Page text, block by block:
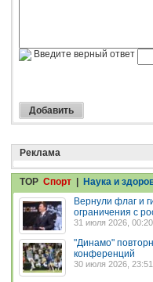
Введите верный ответ
Реклама
TOP Спорт | Наука и
Вернули флаг и
ограничения с
31 июля 2026,
"Динамо"
конференций
30 июля 2026,